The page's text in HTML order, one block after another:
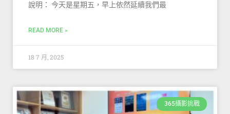
說明： 今天是星期五，早上依然延續我們最
READ MORE »
18 7 月, 2025
365攝影挑戰